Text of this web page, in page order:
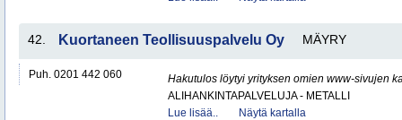
42. Kuortaneen Teollisuuspalvelu Oy MÄYRY
Puh. 0201 442 060
Hakutulos löytyi yrityksen omien www-sivujen
ALIHANKINTAPALVELUJA - METALLI
Lue lisää..
Näytä kartalla